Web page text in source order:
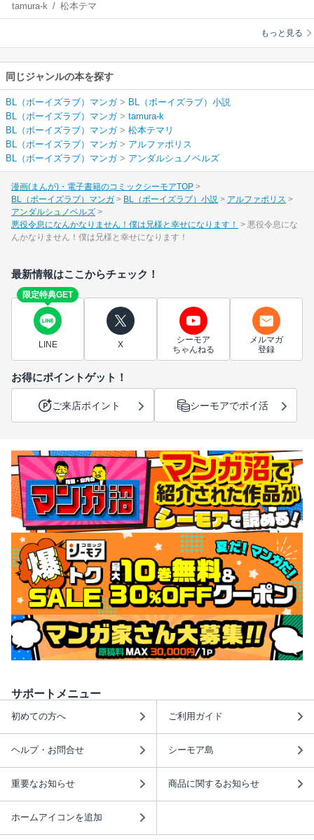
りません！僕は兄様
と幸せになります！
tamura-k /松本テマ
リ
もっと見る
同じジャンルの本を探す
BL（ボーイズラブ）マンガ> BL（ボーイズラブ）小説
BL（ボーイズラブ）マンガ> tamura-k
BL（ボーイズラブ）マンガ> 松本テマリ
BL（ボーイズラブ）マンガ> アルファポリス
BL（ボーイズラブ）マンガ> アンダルシュノベルズ
漫画(まんが)・電子書籍のコミックシーモアTOP
BL（ボーイズラブ）マンガ
BL（ボーイズラブ）小説
アルファポリス
アンダルシュノベルズ
悪役令息になんかなりません！僕は兄様と幸せになります！
悪役令息にな
んかなりません！僕は兄様と幸せになります！
最新情報はここからチェック！
限定特典GET
LINE X
シーモア
ちゃんねる
メルマガ
登録
お得にポイントゲット！
ご来店ポイント シーモアでポイ活
サポートメニュー
初めての方へ ご利用ガイド
ヘルプ・お問合せ シーモア島
重要なお知らせ 商品に関するお知らせ
ホームアイコンを追加